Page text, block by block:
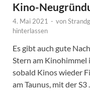
Kino-
4. Mai 2021 - von
hinterlassen
Es gibt auch gute
Stern am
sobald Kinos wieder
am Taunus, mit der S3